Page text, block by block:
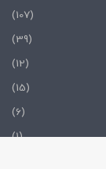
(107)
(39)
(12)
(15)
(6)
(1)